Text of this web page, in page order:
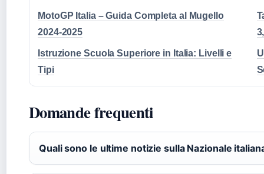
MotoGP Italia – Guida Completa al Mugello
2024-2025
Istruzione Scuola Superiore in Italia: Livelli e
Tipi
Domande frequenti
Quali sono le ultime notizie sulla Nazionale